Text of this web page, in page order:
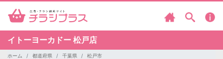
イトーヨーカドー 松戸店
ホーム 都道府県 千葉県
松戸市